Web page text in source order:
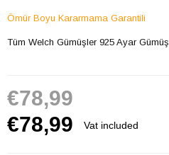
Ömür Boyu Kararmama Garantili
Tüm Welch Gümüşler 925 Ayar
€78,99
Vat included
€78,99